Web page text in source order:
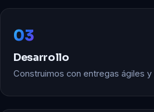
03
Desarrollo
Construimos con entregas ágiles